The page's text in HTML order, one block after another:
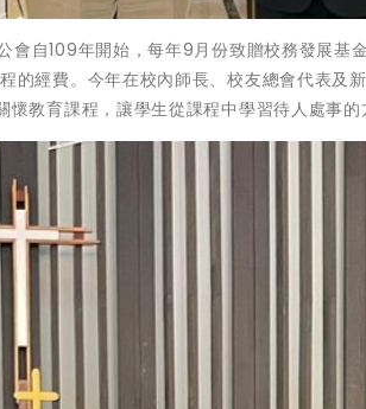
自109年開始，每年9月份致贈校務發展基
的經費。今年在校內師長、校友總會代表及
教育課程，讓學生從課程中學習待人處事的